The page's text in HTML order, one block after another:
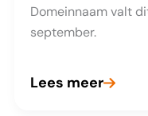
Domeinnaam valt
september.
Reserveer
Lees meer